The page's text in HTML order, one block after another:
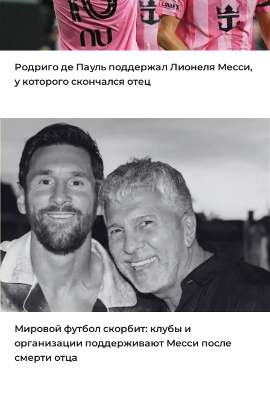
Родриго де Пауль поддержал Лионеля Месси,
у которого скончался отец
Мировой футбол скорбит: клубы и
организации поддерживают Месси после
смерти отца